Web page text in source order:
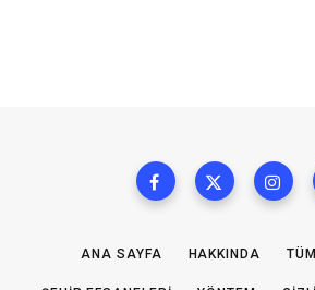
ANA SAYFA HAKKINDA